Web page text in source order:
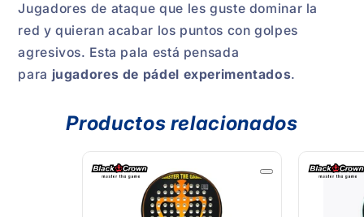
Jugadores de ataque que les guste dominar la
red y quieran acabar los puntos con golpes
agresivos. Esta pala está pensada
para jugadores de pádel experimentados.
Productos relacionados